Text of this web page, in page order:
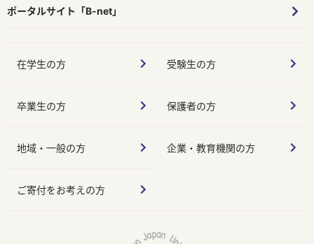
ポータルサイト「B-net」
在学生の方 受験生の方
卒業生の方 保護者の方
地域・一般の方 企業・教育機関の方
ご寄付をお考えの方